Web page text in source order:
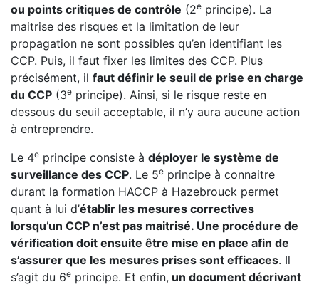
ou points critiques de contrôle (2e principe). La
maitrise des risques et la limitation de leur
propagation ne sont possibles qu’en identifiant les
CCP. Puis, il faut fixer les limites des CCP. Plus
précisément, il faut définir le seuil de prise en charge
du CCP (3e principe). Ainsi, si le risque reste en
dessous du seuil acceptable, il n’y aura aucune action
à entreprendre.
Le 4e principe consiste à déployer le système de
surveillance des CCP. Le 5e principe à connaitre
durant la formation HACCP à Hazebrouck permet
quant à lui d’établir les mesures correctives
lorsqu’un CCP n’est pas maitrisé. Une procédure de
vérification doit ensuite être mise en place afin de
s’assurer que les mesures prises sont efficaces. Il
s’agit du 6e principe. Et enfin, un document décrivant